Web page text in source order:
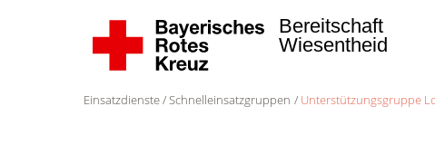
Bereitschaft
Wiesentheid
Einsatzdienste Schnelleinsatzgruppen Unterstützungsgruppe